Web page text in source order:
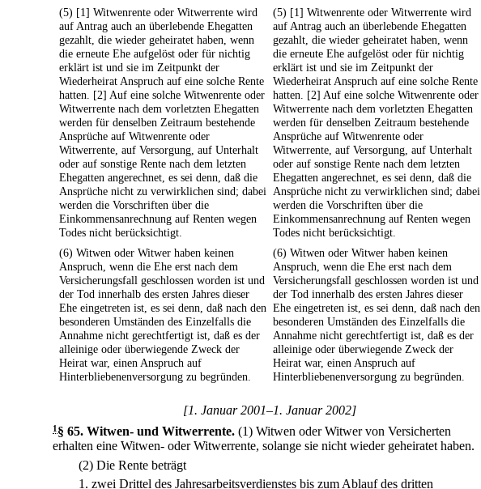
(5) [1] Witwenrente oder Witwerrente wird
auf Antrag auch an überlebende Ehegatten
gezahlt, die wieder geheiratet haben, wenn
die erneute Ehe aufgelöst oder für nichtig
erklärt ist und sie im Zeitpunkt der
Wiederheirat Anspruch auf eine solche Rente
hatten. [2] Auf eine solche Witwenrente oder
Witwerrente nach dem vorletzten Ehegatten
werden für denselben Zeitraum bestehende
Ansprüche auf Witwenrente oder
Witwerrente, auf Versorgung, auf Unterhalt
oder auf sonstige Rente nach dem letzten
Ehegatten angerechnet, es sei denn, daß die
Ansprüche nicht zu verwirklichen sind; dabei
werden die Vorschriften über die
Einkommensanrechnung auf Renten wegen
Todes nicht berücksichtigt.
(5) [1] Witwenrente oder Witwerrente wird
auf Antrag auch an überlebende Ehegatten
gezahlt, die wieder geheiratet haben, wenn
die erneute Ehe aufgelöst oder für nichtig
erklärt ist und sie im Zeitpunkt der
Wiederheirat Anspruch auf eine solche Rente
hatten. [2] Auf eine solche Witwenrente oder
Witwerrente nach dem vorletzten Ehegatten
werden für denselben Zeitraum bestehende
Ansprüche auf Witwenrente oder
Witwerrente, auf Versorgung, auf Unterhalt
oder auf sonstige Rente nach dem letzten
Ehegatten angerechnet, es sei denn, daß die
Ansprüche nicht zu verwirklichen sind; dabei
werden die Vorschriften über die
Einkommensanrechnung auf Renten wegen
Todes nicht berücksichtigt.
(6) Witwen oder Witwer haben keinen
Anspruch, wenn die Ehe erst nach dem
Versicherungsfall geschlossen worden ist und
der Tod innerhalb des ersten Jahres dieser
Ehe eingetreten ist, es sei denn, daß nach den
besonderen Umständen des Einzelfalls die
Annahme nicht gerechtfertigt ist, daß es der
alleinige oder überwiegende Zweck der
Heirat war, einen Anspruch auf
Hinterbliebenenversorgung zu begründen.
(6) Witwen oder Witwer haben keinen
Anspruch, wenn die Ehe erst nach dem
Versicherungsfall geschlossen worden ist und
der Tod innerhalb des ersten Jahres dieser
Ehe eingetreten ist, es sei denn, daß nach den
besonderen Umständen des Einzelfalls die
Annahme nicht gerechtfertigt ist, daß es der
alleinige oder überwiegende Zweck der
Heirat war, einen Anspruch auf
Hinterbliebenenversorgung zu begründen.
[1. Januar 2001–1. Januar 2002]
1§ 65. Witwen- und Witwerrente. (1) Witwen oder Witwer von Versicherten
erhalten eine Witwen- oder Witwerrente, solange sie nicht wieder geheiratet haben.
(2) Die Rente beträgt
1. zwei Drittel des Jahresarbeitsverdienstes bis zum Ablauf des dritten